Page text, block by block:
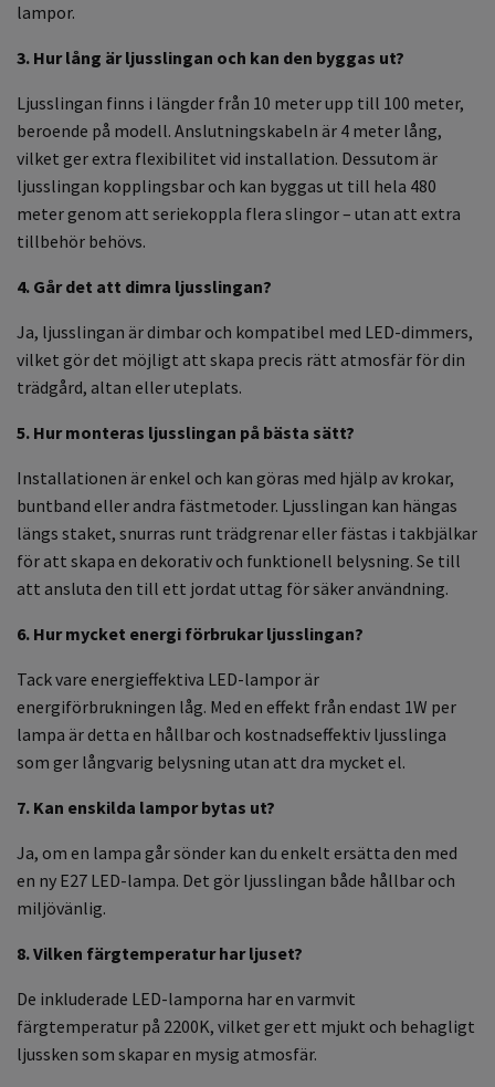
lampor.
3. Hur lång är ljusslingan och kan den byggas ut?
Ljusslingan finns i längder från 10 meter upp till 100 meter,
beroende på modell. Anslutningskabeln är 4 meter lång,
vilket ger extra flexibilitet vid installation. Dessutom är
ljusslingan kopplingsbar och kan byggas ut till hela 480
meter genom att seriekoppla flera slingor – utan att extra
tillbehör behövs.
4. Går det att dimra ljusslingan?
Ja, ljusslingan är dimbar och kompatibel med LED-dimmers,
vilket gör det möjligt att skapa precis rätt atmosfär för din
trädgård, altan eller uteplats.
5. Hur monteras ljusslingan på bästa sätt?
Installationen är enkel och kan göras med hjälp av krokar,
buntband eller andra fästmetoder. Ljusslingan kan hängas
längs staket, snurras runt trädgrenar eller fästas i takbjälkar
för att skapa en dekorativ och funktionell belysning. Se till
att ansluta den till ett jordat uttag för säker användning.
6. Hur mycket energi förbrukar ljusslingan?
Tack vare energieffektiva LED-lampor är
energiförbrukningen låg. Med en effekt från endast 1W per
lampa är detta en hållbar och kostnadseffektiv ljusslinga
som ger långvarig belysning utan att dra mycket el.
7. Kan enskilda lampor bytas ut?
Ja, om en lampa går sönder kan du enkelt ersätta den med
en ny E27 LED-lampa. Det gör ljusslingan både hållbar och
miljövänlig.
8. Vilken färgtemperatur har ljuset?
De inkluderade LED-lamporna har en varmvit
färgtemperatur på 2200K, vilket ger ett mjukt och behagligt
ljussken som skapar en mysig atmosfär.